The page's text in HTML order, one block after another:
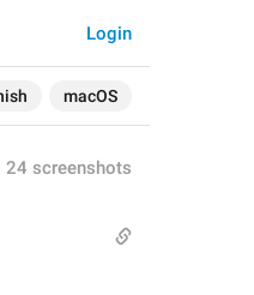
macOS
Login
24 screenshots